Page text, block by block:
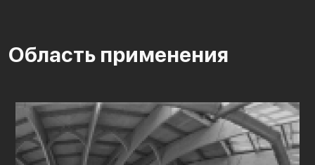
Область применения